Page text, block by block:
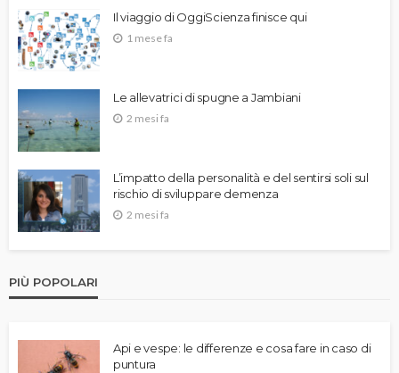
Il viaggio di OggiScienza finisce qui
1 mese fa
Le allevatrici di spugne a Jambiani
2 mesi fa
L’impatto della personalità e del sentirsi soli sul
rischio di sviluppare demenza
2 mesi fa
PIÙ POPOLARI
Api e vespe: le differenze e cosa fare in caso di
puntura